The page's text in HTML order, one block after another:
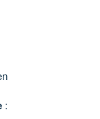
: